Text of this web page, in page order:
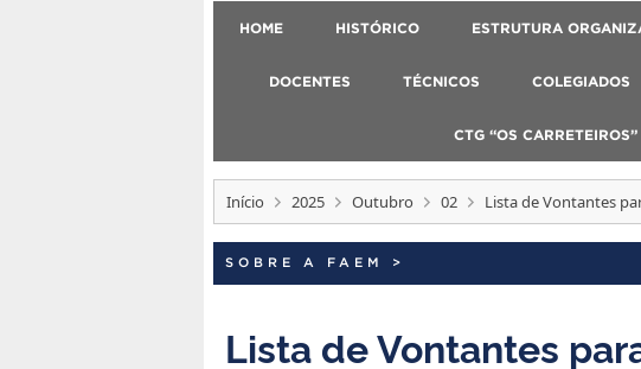
HOME HISTÓRICO ESTRUTURA
DOCENTES TÉCNICOS COLEGIADOS
CTG “OS CARRETEIROS”
Início 2025 Outubro 02 Lista de Vontantes
SOBRE A FAEM >
Lista de Vontantes